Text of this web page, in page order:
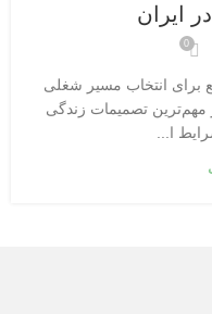
ایران
0
برای انتخاب مسیر شغلی
تصمیمات زندگی
ا...